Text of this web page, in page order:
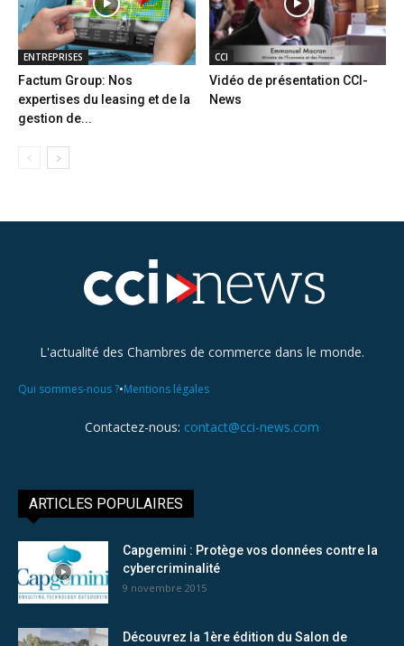
ENTREPRISES
Factum Group: Nos
expertises du leasing et de la
gestion de...
CCI
Vidéo de présentation CCI-
News
L'actualité des Chambres de commerce dans le monde.
Qui sommes-nous ?•Mentions légales
Contactez-nous: contact@cci-news.com
ARTICLES POPULAIRES
Capgemini : Protège vos données contre la
cybercriminalité
9 novembre 2015
Découvrez la 1ère édition du Salon de